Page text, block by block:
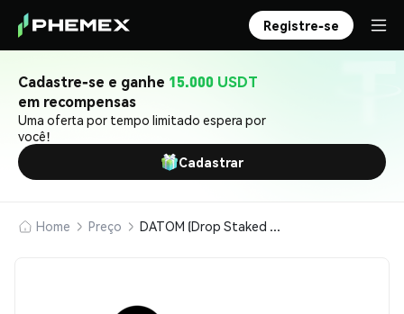
Registre-se
Cadastre-se e ganhe 15.000 USDT
em recompensas
Uma oferta por tempo limitado espera por
você!
Cadastrar
Home Preço DATOM (Drop Staked ATOM)